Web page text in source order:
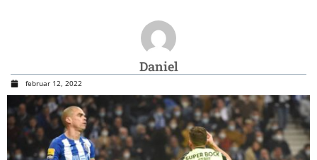
Daniel
februar 12, 2022